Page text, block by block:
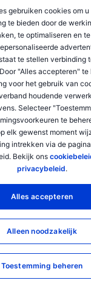
gebruiken cookies om
te bieden door de
te optimaliseren en
te stellen verbinding
"Alles accepteren"
voor het gebruik van
houdende
Selecteer
te
elk gewenst moment
intrekken via de
Bekijk ons
privacybeleid.
Alles accepteren
Alleen noodzakelijk
Toestemming beheren
/
Q1
XXXXXXX
XXXXXXX
XXXXXXX